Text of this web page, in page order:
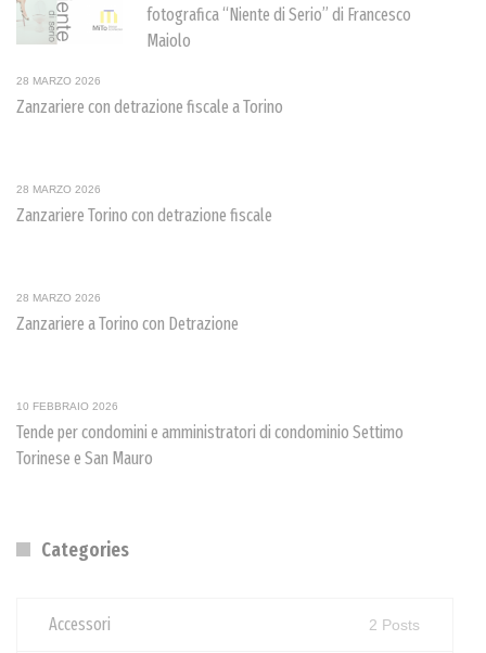
fotografica “Niente di Serio” di Francesco
Maiolo
28 MARZO 2026
Zanzariere con detrazione fiscale a Torino
28 MARZO 2026
Zanzariere Torino con detrazione fiscale
28 MARZO 2026
Zanzariere a Torino con Detrazione
10 FEBBRAIO 2026
Tende per condomini e amministratori di condominio Settimo
Torinese e San Mauro
Categories
Accessori 2 Posts